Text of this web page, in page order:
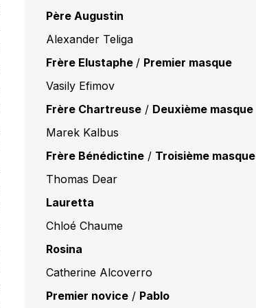
Père Augustin
Alexander Teliga
Frère Elustaphe / Premier masque
Vasily Efimov
Frère Chartreuse/ Deuxième masque
Marek Kalbus
Frère Bénédictine/ Troisième masque
Thomas Dear
Lauretta
Chloé Chaume
Rosina
Catherine Alcoverro
Premier novice/ Pablo